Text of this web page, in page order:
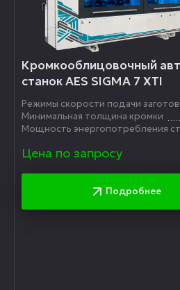
Кромкооблицовочный
станок AES SIGMA 7 XTI
Режимы скорости подачи
Минимальная толщина кромки
Мощность энергопотребления
Цена по запросу
Подробнее